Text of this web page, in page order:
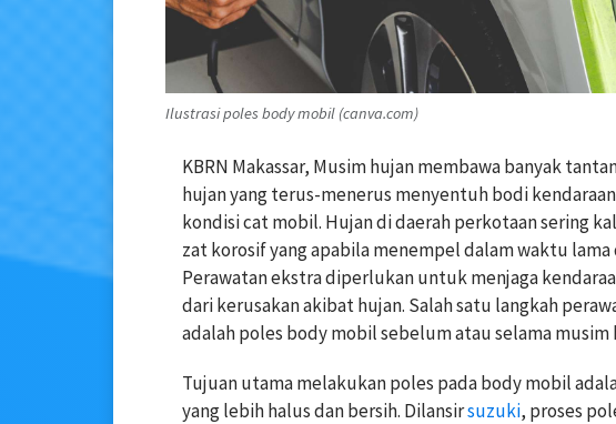
Ilustrasi poles body mobil (canva.com)
KBRN Makassar, Musim hujan membawa banyak
hujan yang terus-menerus menyentuh bodi
kondisi cat mobil. Hujan di daerah perkotaan sering
zat korosif yang apabila menempel dalam waktu
Perawatan ekstra diperlukan untuk menjaga
dari kerusakan akibat hujan. Salah satu langkah
adalah poles body mobil sebelum atau selama musim
Tujuan utama melakukan poles pada body mobil
yang lebih halus dan bersih. Dilansirsuzuki, proses